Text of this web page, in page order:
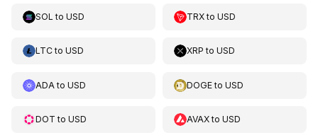
SOL to USD TRXtoUSD
LTCto USD XRP toUSD
ADA to USD DOGEtoUSD
DOT to USD AVAXtoUSD